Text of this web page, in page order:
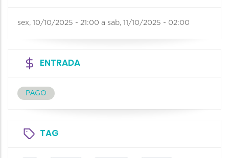
sex, 10/10/2025 - 21:00 a sab, 11/10/2025 - 02:00
ENTRADA
PAGO
TAG